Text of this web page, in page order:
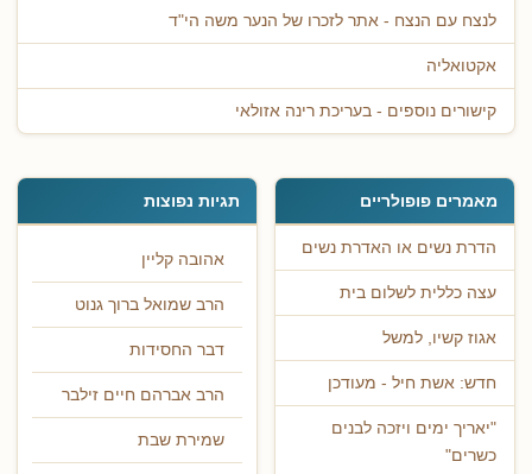
לנצח עם הנצח - אתר לזכרו של הנער משה הי"ד
אקטואליה
קישורים נוספים - בעריכת רינה אזולאי
מאמרים פופולריים
הדרת נשים או האדרת נשים
עצה כללית לשלום בית
אגוז קשיו, למשל
חדש: אשת חיל - מעודכן
"יאריך ימים ויזכה לבנים
כשרים"
תגיות נפוצות
אהובה קליין
הרב שמואל ברוך גנוט
דבר החסידות
הרב אברהם חיים זילבר
שמירת שבת